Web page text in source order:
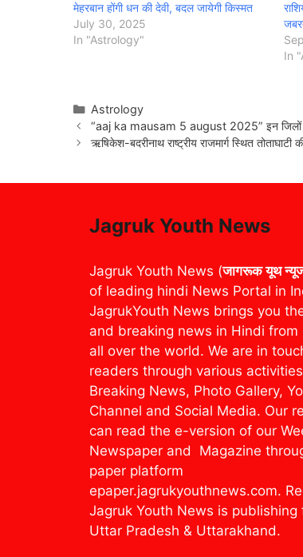
मेहरबान होंगी धन की देवी, बदल जायेगी किस्मत
July 30, 2025
In "Astrology"
In
Categories
Astrology
“aaj ka mausam 5 august 2025” इन जिलों में
ऋषिकेश-बदरीनाथ राष्ट्रीय राजमार्ग स्थित तोताघाटी
Jagruk Youth News
Jagruk Youth News (जागरूक यूथ
of leading hindi News Portal in
JagrukYouth News brings you
and breaking news in Hindi from
all over the world. We are in
readers through various
Breaking News, Photo Gallery,
Channel and Social Media. Our
can read the e-version of our
Newspaper and Magazine
paper platform
epaper.jagrukyouthnews.com.
Jagruk Youth News is publishing
Uttar Pradesh & Uttarakhand.